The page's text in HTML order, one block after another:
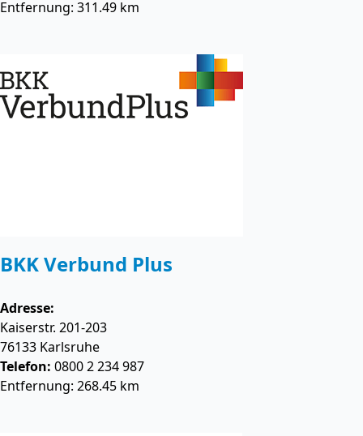
Entfernung: 311.49 km
BKK Verbund Plus
Adresse:
Kaiserstr. 201-203
76133 Karlsruhe
Telefon: 0800 2 234 987
Entfernung: 268.45 km